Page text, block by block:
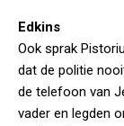
Edkins
Ook sprak
dat de politie
de telefoon van
vader en legden